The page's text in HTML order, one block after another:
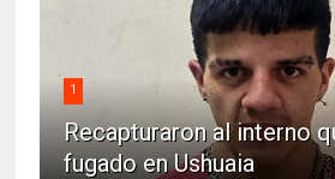
1
Recapturaron al interno
fugado en Ushuaia